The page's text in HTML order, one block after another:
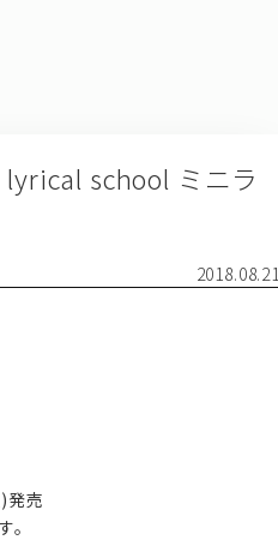
school ミニラ
2018.08.21
発売